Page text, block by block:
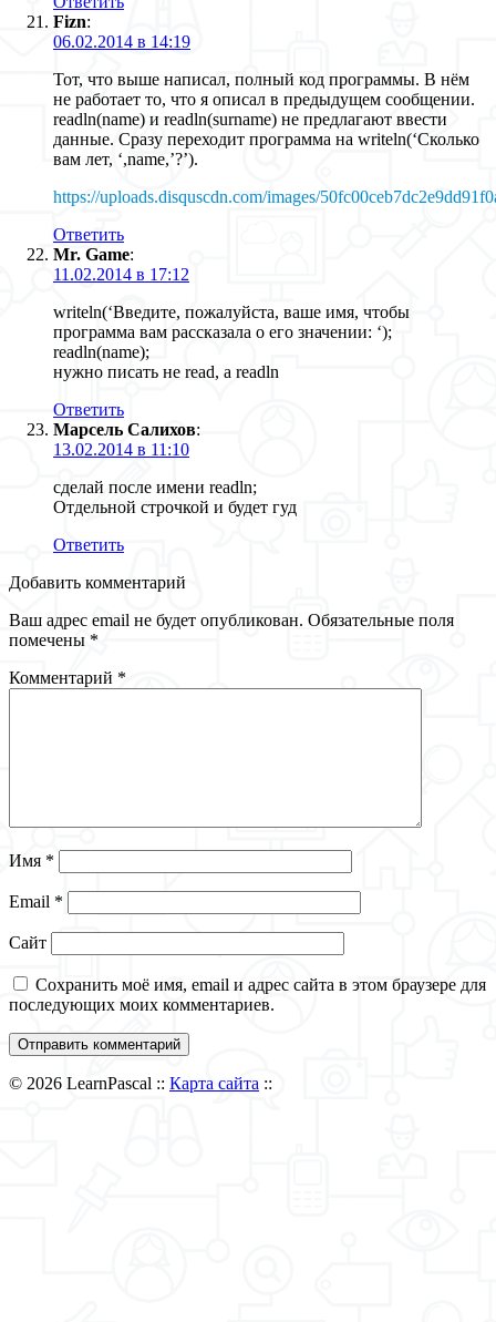
Fizn:
06.02.2014 в 14:19
Тот, что выше написал, полный код программы. В нём
не работает то, что я описал в предыдущем сообщении.
readln(name) и readln(surname) не предлагают ввести
данные. Сразу переходит программа на writeln(‘Сколько
вам лет, ‘,name,’?’).
https://uploads.disquscdn.com/images/
Ответить
Mr. Game:
11.02.2014 в 17:12
writeln(‘Введите, пожалуйста, ваше имя, чтобы
программа вам рассказала о его значении: ‘);
readln(name);
нужно писать не read, а readln
Ответить
Марсель Салихов:
13.02.2014 в 11:10
сделай после имени readln;
Отдельной строчкой и будет гуд
Ответить
Добавить комментарий
Ваш адрес email не будет опубликован. Обязательные поля
помечены *
Комментарий *
Имя *
Email *
Сайт
Сохранить моё имя, email и адрес сайта в этом браузере для
последующих моих комментариев.
© 2026 LearnPascal :: Карта сайта ::